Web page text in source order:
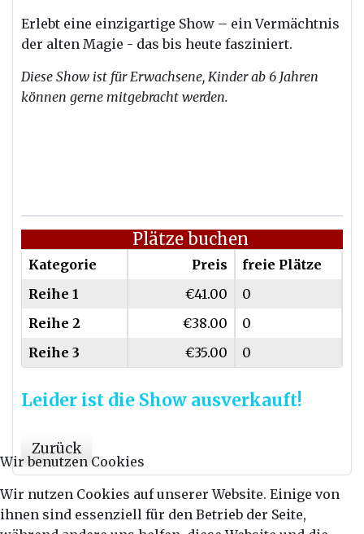
Erlebt eine einzigartige Show – ein Vermächtnis
der alten Magie - das bis heute fasziniert.
Diese Show ist für Erwachsene, Kinder ab 6 Jahren
können gerne mitgebracht werden.
Plätze buchen
Kategorie Preis
freie Plätze
Reihe 1
€41.00
0
Reihe 2
€38.00
0
Reihe 3
€35.00 0
Leider ist die Show ausverkauft!
Zurück
Wir benutzen Cookies
Wir nutzen Cookies auf unserer Website. Einige von
ihnen sind essenziell für den Betrieb der Seite,